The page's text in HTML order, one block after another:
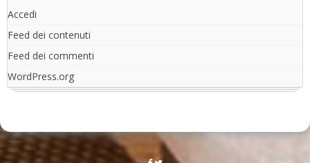
Accedi
Feed dei contenuti
Feed dei commenti
WordPress.org